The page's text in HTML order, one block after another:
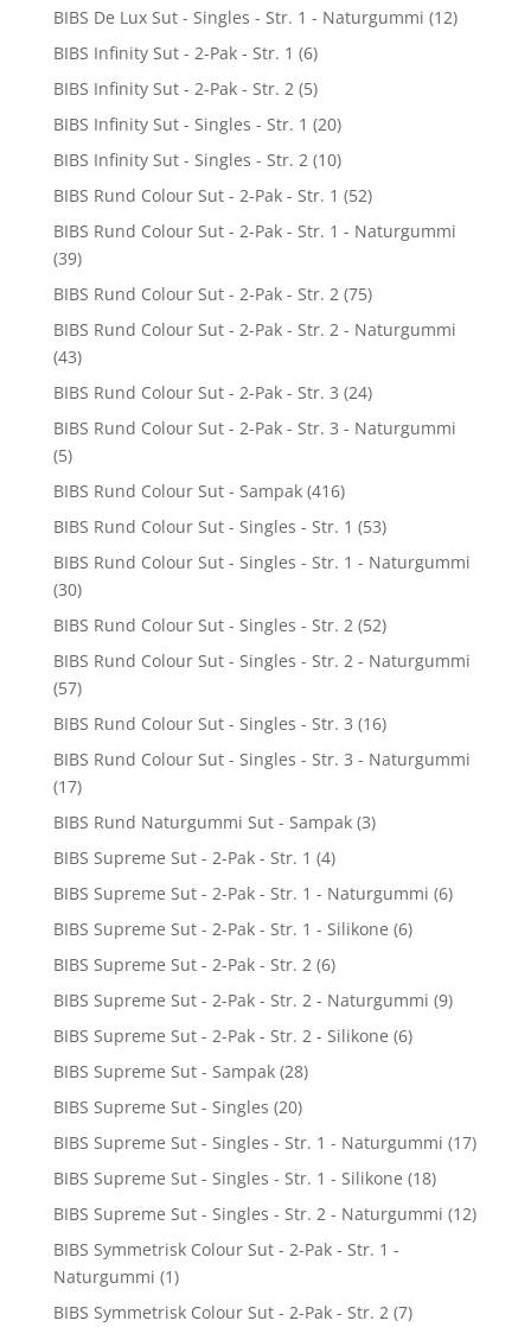
BIBS De Lux Sut - Singles - Str. 1 - Naturgummi (12)
BIBS Infinity Sut - 2-Pak - Str. 1 (6)
BIBS Infinity Sut - 2-Pak - Str. 2 (5)
BIBS Infinity Sut - Singles - Str. 1 (20)
BIBS Infinity Sut - Singles - Str. 2 (10)
BIBS Rund Colour Sut - 2-Pak - Str. 1 (52)
BIBS Rund Colour Sut - 2-Pak - Str. 1 - Naturgummi
(39)
BIBS Rund Colour Sut - 2-Pak - Str. 2 (75)
BIBS Rund Colour Sut - 2-Pak - Str. 2 - Naturgummi
(43)
BIBS Rund Colour Sut - 2-Pak - Str. 3 (24)
BIBS Rund Colour Sut - 2-Pak - Str. 3 - Naturgummi
(5)
BIBS Rund Colour Sut - Sampak (416)
BIBS Rund Colour Sut - Singles - Str. 1 (53)
BIBS Rund Colour Sut - Singles - Str. 1 - Naturgummi
(30)
BIBS Rund Colour Sut - Singles - Str. 2 (52)
BIBS Rund Colour Sut - Singles - Str. 2 - Naturgummi
(57)
BIBS Rund Colour Sut - Singles - Str. 3 (16)
BIBS Rund Colour Sut - Singles - Str. 3 - Naturgummi
(17)
BIBS Rund Naturgummi Sut - Sampak (3)
BIBS Supreme Sut - 2-Pak - Str. 1 (4)
BIBS Supreme Sut - 2-Pak - Str. 1 - Naturgummi (6)
BIBS Supreme Sut - 2-Pak - Str. 1 - Silikone (6)
BIBS Supreme Sut - 2-Pak - Str. 2 (6)
BIBS Supreme Sut - 2-Pak - Str. 2 - Naturgummi (9)
BIBS Supreme Sut - 2-Pak - Str. 2 - Silikone (6)
BIBS Supreme Sut - Sampak (28)
BIBS Supreme Sut - Singles (20)
BIBS Supreme Sut - Singles - Str. 1 - Naturgummi (17)
BIBS Supreme Sut - Singles - Str. 1 - Silikone (18)
BIBS Supreme Sut - Singles - Str. 2 - Naturgummi (12)
BIBS Symmetrisk Colour Sut - 2-Pak - Str. 1 -
Naturgummi (1)
BIBS Symmetrisk Colour Sut - 2-Pak - Str. 2 (7)